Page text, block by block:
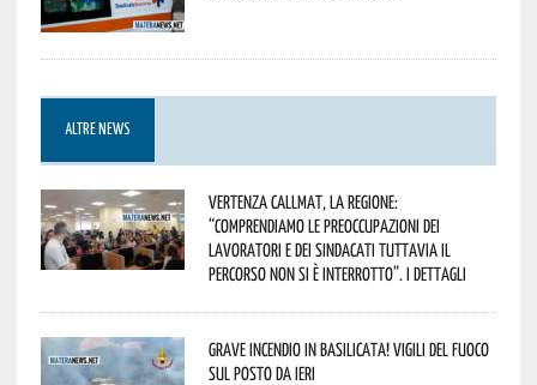
ALTRE NEWS
Vertenza CallMat, la Regione:
“comprendiamo le preoccupazioni dei
lavoratori e dei sindacati tuttavia il
percorso non si è interrotto”. I dettagli
Grave incendio in Basilicata! Vigili del fuoco
sul posto da ieri